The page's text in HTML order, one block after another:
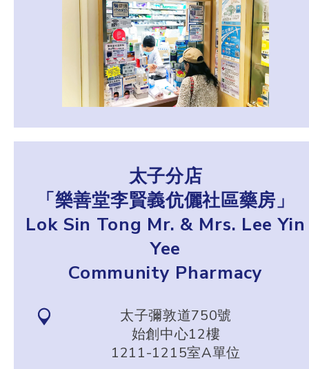
太子分店
「樂善堂李賢義伉儷社區藥房」
Lok Sin Tong Mr. & Mrs. Lee Yin
Yee
Community Pharmacy
太子彌敦道750號
始創中心12樓
1211-1215室A單位